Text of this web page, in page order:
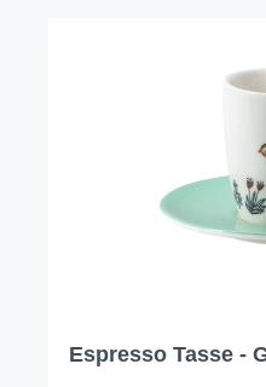
Espresso Tasse -